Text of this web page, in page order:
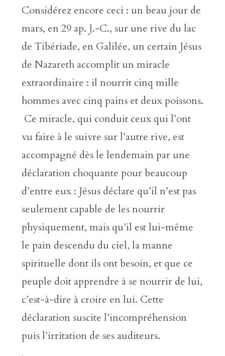
Considérez encore ceci : un beau jour de
mars, en 29 ap. J.-C., sur une rive du lac
de Tibériade, en Galilée, un certain Jésus
de Nazareth accomplit un miracle
extraordinaire : il nourrit cinq mille
hommes avec cinq pains et deux poissons.
Ce miracle, qui conduit ceux qui l’ont
vu faire à le suivre sur l’autre rive, est
accompagné dès le lendemain par une
déclaration choquante pour beaucoup
d’entre eux : Jésus déclare qu’il n’est pas
seulement capable de les nourrir
physiquement, mais qu’il est lui-même
le pain descendu du ciel, la manne
spirituelle dont ils ont besoin, et que ce
peuple doit apprendre à se nourrir de lui,
c’est-à-dire à croire en lui. Cette
déclaration suscite l’incompréhension
puis l’irritation de ses auditeurs.